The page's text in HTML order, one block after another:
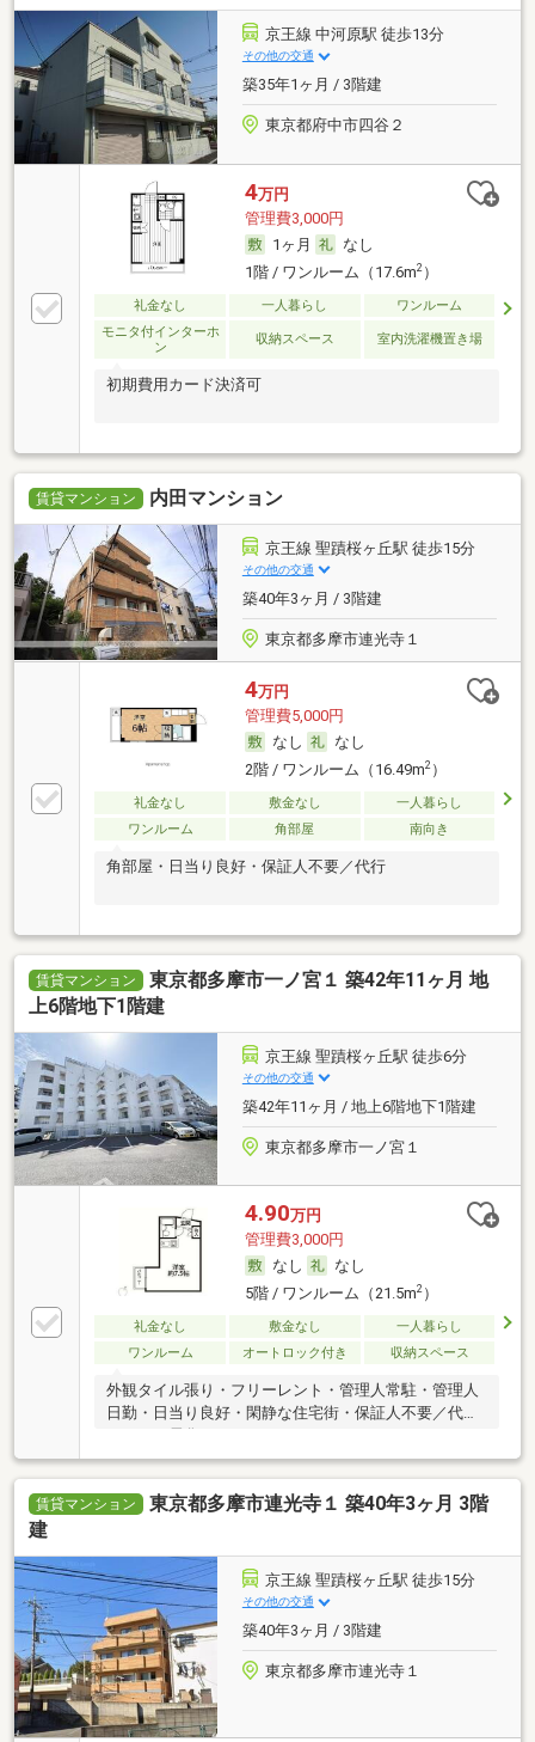
京王線 中河原駅 徒歩13分
その他の交通
築35年1ヶ月 / 3階建
東京都府中市四谷２
4万円
管理費3,000円
1ヶ月
なし
1階 / ワンルーム（17.6m2）
礼金なし 一人暮らし
ワンルーム
モニタ付インターホ
ン
収納スペース 室内洗濯機置き場
初期費用カード決済可
賃貸マンション 内田マンション
京王線 聖蹟桜ヶ丘駅 徒歩15分
その他の交通
築40年3ヶ月 / 3階建
東京都多摩市連光寺１
4万円
管理費5,000円
なし
なし
2階 / ワンルーム（16.49m2）
礼金なし 敷金なし
一人暮らし
ワンルーム
角部屋 南向き
角部屋・日当り良好・保証人不要／代行
賃貸マンション
東京都多摩市一ノ宮１ 築42年11ヶ月 地
上6階地下1階建
京王線 聖蹟桜ヶ丘駅 徒歩6分
その他の交通
築42年11ヶ月 / 地上6階地下1階建
東京都多摩市一ノ宮１
4.90万円
管理費3,000円
なし
なし
5階 / ワンルーム（21.5m2）
礼金なし 敷金なし
一人暮らし
ワンルーム
オートロック付き 収納スペース
外観タイル張り・フリーレント・管理人常駐・管理人
日勤・日当り良好・閑静な住宅街・保証人不要／代行
賃貸マンション
東京都多摩市連光寺１ 築40年3ヶ月 3階
建
京王線 聖蹟桜ヶ丘駅 徒歩15分
その他の交通
築40年3ヶ月 / 3階建
東京都多摩市連光寺１